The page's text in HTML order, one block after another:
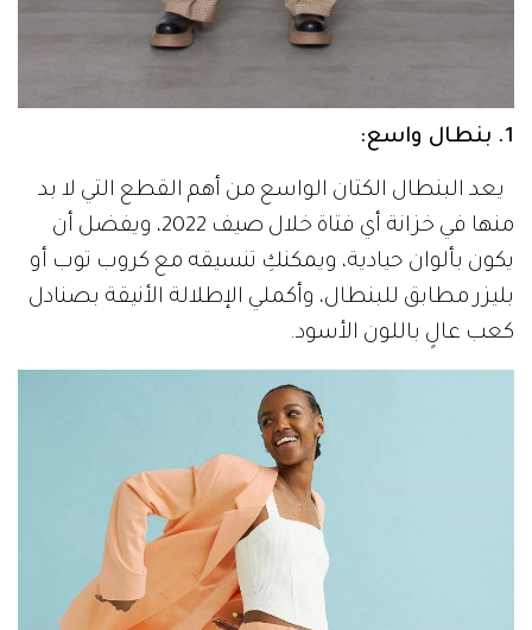
1. بنطال واسع:
يعد البنطال الكتان الواسع من أهم القطع التي لا بد
منها في خزانة أي فتاة خلال صيف 2022، ويفضل أن
يكون بألوان حيادية، ويمكنكِ تنسيقه مع كروب توب أو
بليزر مطابق للبنطال، وأكملي الإطلالة الأنيقة بصنادل
كعب عالٍ باللون الأسود.